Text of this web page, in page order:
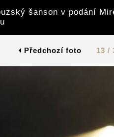
šanson v podání
Předchozí foto 13 /